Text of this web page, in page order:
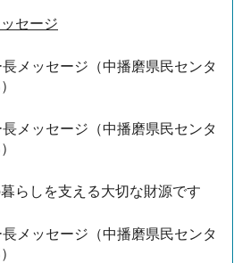
セージ
メッセージ（中播磨県民センタ
メッセージ（中播磨県民センタ
らしを支える大切な財源です
メッセージ（中播磨県民センタ